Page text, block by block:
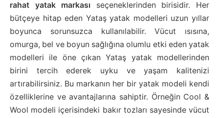
rahat yatak markası seçeneklerinden birisidir. Her
bütçeye hitap eden Yataş yatak modelleri uzun yıllar
boyunca sorunsuzca kullanılabilir. Vücut ısısına,
omurga, bel ve boyun sağlığına olumlu etki eden yatak
modelleri ile öne çıkan Yataş yatak modellerinden
birini tercih ederek uyku ve yaşam kalitenizi
artırabilirsiniz. Bu markanın her bir yatak modeli kendi
özelliklerine ve avantajlarına sahiptir. Örneğin Cool &
Wool modeli içerisindeki bakır tozları sayesinde vücut